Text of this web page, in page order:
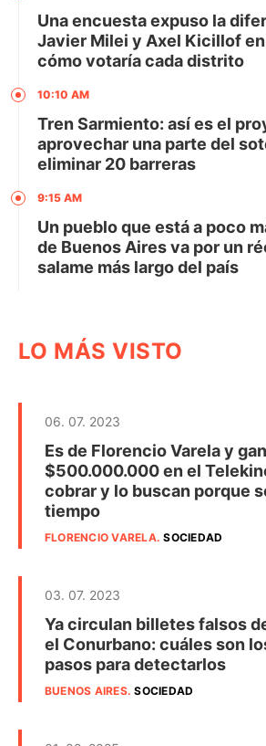
Una encuesta expuso la
Javier Milei y Axel Kicillof
cómo votaría cada distrito
10:10 AM
Tren Sarmiento: así es el
aprovechar una parte del
eliminar 20 barreras
9:15 AM
Un pueblo que está a poco
de Buenos Aires va por un
salame más largo del país
LO MÁS VISTO
06. 07. 2023
Es de Florencio Varela y
$500.000.000 en el
cobrar y lo buscan porque
tiempo
FLORENCIO VARELA.SOCIEDAD
03. 07. 2023
Ya circulan billetes falsos
el Conurbano: cuáles son
pasos para detectarlos
BUENOS AIRES.SOCIEDAD